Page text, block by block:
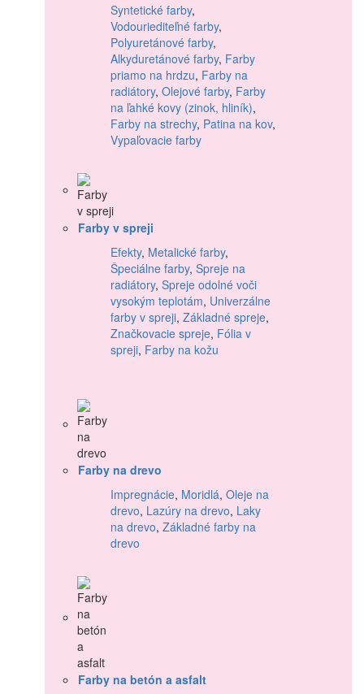
Syntetické farby,
Vodouriediteľné farby,
Polyuretánové farby,
Alkyduretánové farby, Farby
priamo na hrdzu, Farby na
radiátory, Olejové farby, Farby
na ľahké kovy (zinok, hliník),
Farby na strechy, Patina na kov,
Vypaľovacie farby
Farby v spreji
Efekty, Metalické farby,
Špeciálne farby, Spreje na
radiátory, Spreje odolné voči
vysokým teplotám, Univerzálne
farby v spreji, Základné spreje,
Značkovacie spreje, Fólia v
spreji, Farby na kožu
Farby na drevo
Impregnácie, Moridlá, Oleje na
drevo, Lazúry na drevo, Laky
na drevo, Základné farby na
drevo
Farby na betón a asfalt